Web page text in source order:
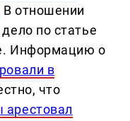
В отношении
по статье
Информацию о
в
что